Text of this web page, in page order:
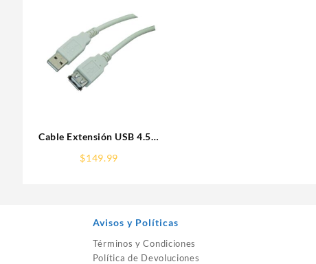
Cable Extensión USB 4.5m
$149.99
Avisos y Políticas
Términos y Condiciones
Política de Devoluciones